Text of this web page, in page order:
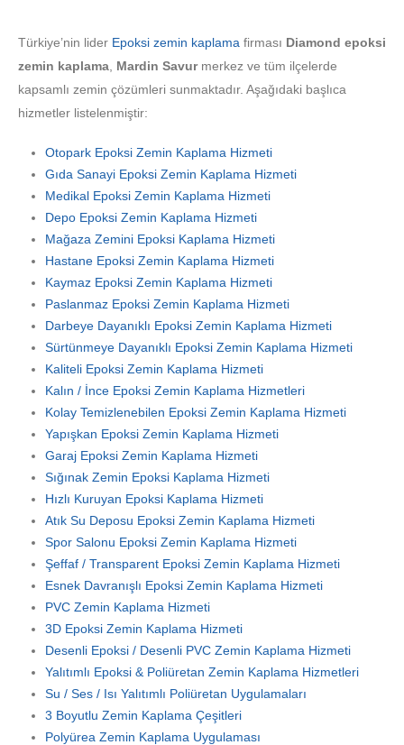
Türkiye’nin lider Epoksi zemin kaplama firması Diamond epoksi
zemin kaplama, Mardin Savurmerkez ve tüm ilçelerde
kapsamlı zemin çözümleri sunmaktadır. Aşağıdaki başlıca
hizmetler listelenmiştir:
Otopark Epoksi Zemin Kaplama Hizmeti
Gıda Sanayi Epoksi Zemin Kaplama Hizmeti
Medikal Epoksi Zemin Kaplama Hizmeti
Depo Epoksi Zemin Kaplama Hizmeti
Mağaza Zemini Epoksi Kaplama Hizmeti
Hastane Epoksi Zemin Kaplama Hizmeti
Kaymaz Epoksi Zemin Kaplama Hizmeti
Paslanmaz Epoksi Zemin Kaplama Hizmeti
Darbeye Dayanıklı Epoksi Zemin Kaplama Hizmeti
Sürtünmeye Dayanıklı Epoksi Zemin Kaplama Hizmeti
Kaliteli Epoksi Zemin Kaplama Hizmeti
Kalın / İnce Epoksi Zemin Kaplama Hizmetleri
Kolay Temizlenebilen Epoksi Zemin Kaplama Hizmeti
Yapışkan Epoksi Zemin Kaplama Hizmeti
Garaj Epoksi Zemin Kaplama Hizmeti
Sığınak Zemin Epoksi Kaplama Hizmeti
Hızlı Kuruyan Epoksi Kaplama Hizmeti
Atık Su Deposu Epoksi Zemin Kaplama Hizmeti
Spor Salonu Epoksi Zemin Kaplama Hizmeti
Şeffaf / Transparent Epoksi Zemin Kaplama Hizmeti
Esnek Davranışlı Epoksi Zemin Kaplama Hizmeti
PVC Zemin Kaplama Hizmeti
3D Epoksi Zemin Kaplama Hizmeti
Desenli Epoksi / Desenli PVC Zemin Kaplama Hizmeti
Yalıtımlı Epoksi & Poliüretan Zemin Kaplama Hizmetleri
Su / Ses / Isı Yalıtımlı Poliüretan Uygulamaları
3 Boyutlu Zemin Kaplama Çeşitleri
Polyürea Zemin Kaplama Uygulaması